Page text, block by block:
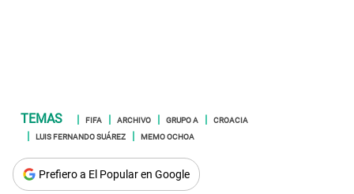
FIFA ARCHIVO GRUPO A
CROACIA
LUIS FERNANDO SUÁREZ
MEMO OCHOA
Prefiero a El Popular en Google